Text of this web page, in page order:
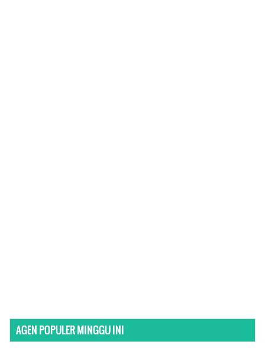
AGEN POPULER MINGGU INI